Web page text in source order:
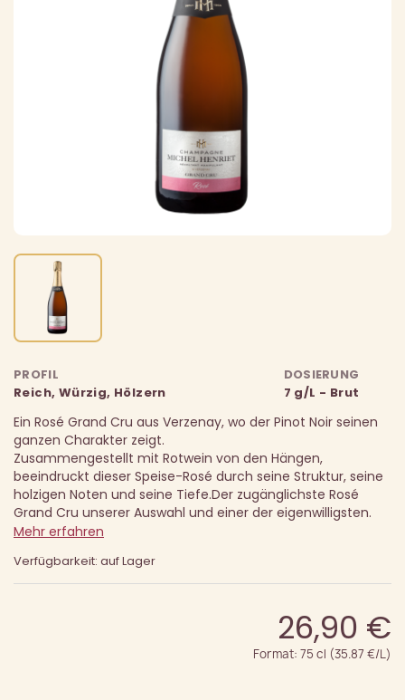
PROFIL
Reich, Würzig, Hölzern
DOSIERUNG
7 g/L - Brut
Ein Rosé Grand Cru aus Verzenay, wo der Pinot Noir seinen
ganzen Charakter zeigt.
Zusammengestellt mit Rotwein von den Hängen,
beeindruckt dieser Speise-Rosé durch seine Struktur, seine
holzigen Noten und seine Tiefe.Der zugänglichste Rosé
Grand Cru unserer Auswahl und einer der eigenwilligsten.
Mehr erfahren
Verfügbarkeit: auf Lager
26,90 €
Format: 75 cl (35.87 €/L)